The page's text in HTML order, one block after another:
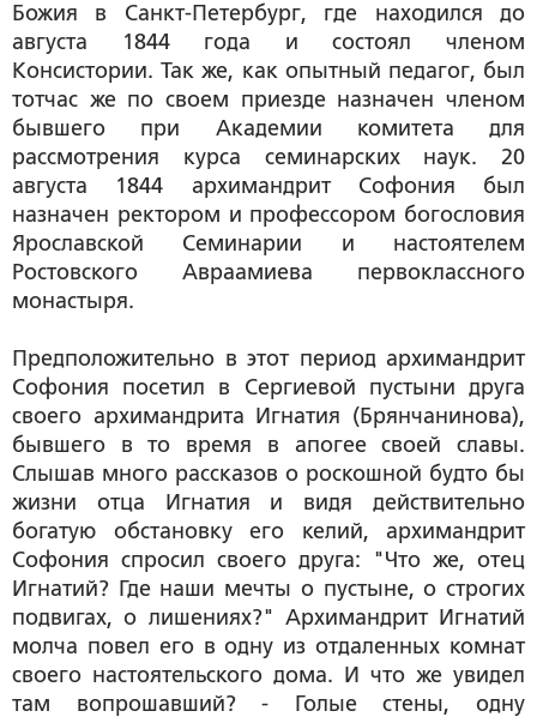
Божия в Санкт-Петербург, где находился до
августа 1844 года и состоял членом
Консистории. Так же, как опытный педагог, был
тотчас же по своем приезде назначен членом
бывшего при Академии комитета для
рассмотрения курса семинарских наук. 20
августа 1844 архимандрит Софония был
назначен ректором и профессором богословия
Ярославской Семинарии и настоятелем
Ростовского Авраамиева первоклассного
монастыря.
Предположительно в этот период архимандрит
Софония посетил в Сергиевой пустыни друга
своего архимандрита Игнатия (Брянчанинова),
бывшего в то время в апогее своей славы.
Слышав много рассказов о роскошной будто бы
жизни отца Игнатия и видя действительно
богатую обстановку его келий, архимандрит
Софония спросил своего друга: "Что же, отец
Игнатий? Где наши мечты о пустыне, о строгих
подвигах, о лишениях?" Архимандрит Игнатий
молча повел его в одну из отдаленных комнат
своего настоятельского дома. И что же увидел
там вопрошавший? - Голые стены, одну